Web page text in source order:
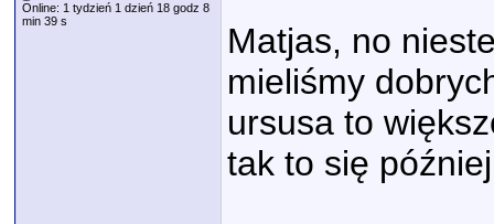
Online: 1 tydzień 1 dzień 18 godz 8
min 39 s
Matjas, no
mieliśmy
ursusa to
tak to się